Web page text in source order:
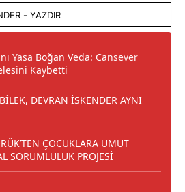
Yasa Boğan Veda: Cansever
Kaybetti
DEVRAN İSKENDER AYNI
ÇOCUKLARA UMUT
SORUMLULUK PROJESİ